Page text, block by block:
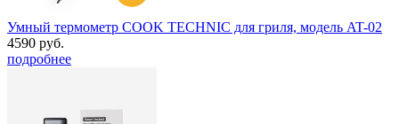
Умный термометр COOK TECHNIC для гриля, модель AT-02
4590 руб.
подробнее